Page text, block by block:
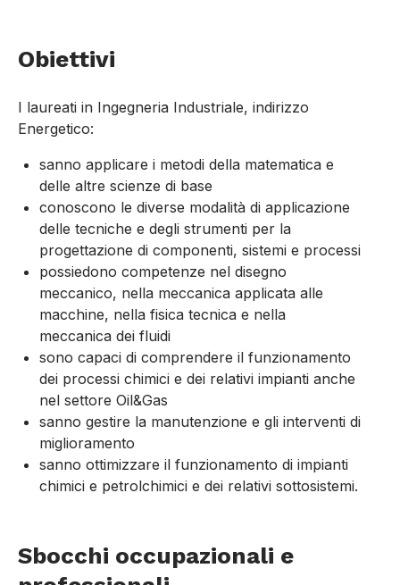
Obiettivi
I laureati in Ingegneria Industriale, indirizzo
Energetico:
sanno applicare i metodi della matematica e
delle altre scienze di base
conoscono le diverse modalità di applicazione
delle tecniche e degli strumenti per la
progettazione di componenti, sistemi e processi
possiedono competenze nel disegno
meccanico, nella meccanica applicata alle
macchine, nella fisica tecnica e nella
meccanica dei fluidi
sono capaci di comprendere il funzionamento
dei processi chimici e dei relativi impianti anche
nel settore Oil&Gas
sanno gestire la manutenzione e gli interventi di
miglioramento
sanno ottimizzare il funzionamento di impianti
chimici e petrolchimici e dei relativi sottosistemi.
Sbocchi occupazionali e